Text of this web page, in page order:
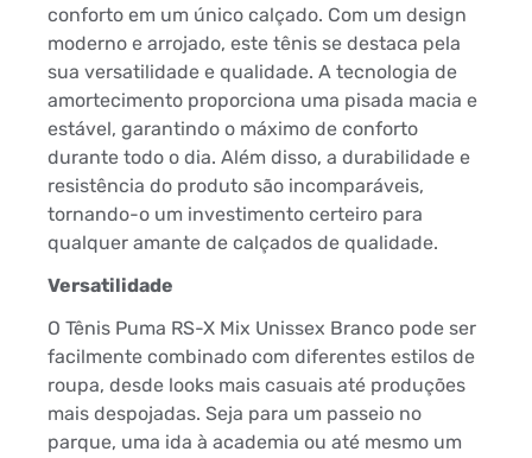
conforto em um único calçado. Com um design
moderno e arrojado, este tênis se destaca pela
sua versatilidade e qualidade. A tecnologia de
amortecimento proporciona uma pisada macia e
estável, garantindo o máximo de conforto
durante todo o dia. Além disso, a durabilidade e
resistência do produto são incomparáveis,
tornando-o um investimento certeiro para
qualquer amante de calçados de qualidade.
Versatilidade
O Tênis Puma RS-X Mix Unissex Branco pode ser
facilmente combinado com diferentes estilos de
roupa, desde looks mais casuais até produções
mais despojadas. Seja para um passeio no
parque, uma ida à academia ou até mesmo um